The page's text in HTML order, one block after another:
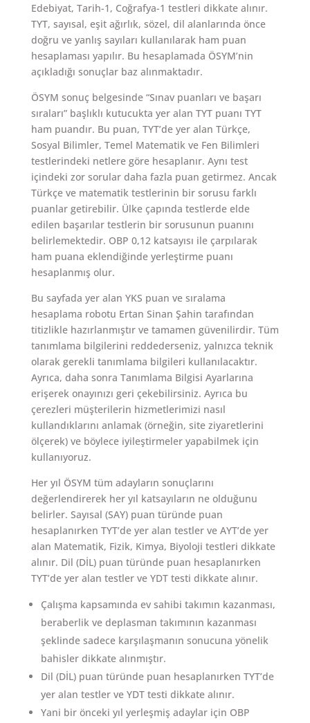
Edebiyat, Tarih-1, Coğrafya-1 testleri dikkate alınır.
TYT, sayısal, eşit ağırlık, sözel, dil alanlarında önce
doğru ve yanlış sayıları kullanılarak ham puan
hesaplaması yapılır. Bu hesaplamada ÖSYM’nin
açıkladığı sonuçlar baz alınmaktadır.
ÖSYM sonuç belgesinde “Sınav puanları ve başarı
sıraları” başlıklı kutucukta yer alan TYT puanı TYT
ham puandır. Bu puan, TYT’de yer alan Türkçe,
Sosyal Bilimler, Temel Matematik ve Fen Bilimleri
testlerindeki netlere göre hesaplanır. Aynı test
içindeki zor sorular daha fazla puan getirmez. Ancak
Türkçe ve matematik testlerinin bir sorusu farklı
puanlar getirebilir. Ülke çapında testlerde elde
edilen başarılar testlerin bir sorusunun puanını
belirlemektedir. OBP 0,12 katsayısı ile çarpılarak
ham puana eklendiğinde yerleştirme puanı
hesaplanmış olur.
Bu sayfada yer alan YKS puan ve sıralama
hesaplama robotu Ertan Sinan Şahin tarafından
titizlikle hazırlanmıştır ve tamamen güvenilirdir. Tüm
tanımlama bilgilerini reddederseniz, yalnızca teknik
olarak gerekli tanımlama bilgileri kullanılacaktır.
Ayrıca, daha sonra Tanımlama Bilgisi Ayarlarına
erişerek onayınızı geri çekebilirsiniz. Ayrıca bu
çerezleri müşterilerin hizmetlerimizi nasıl
kullandıklarını anlamak (örneğin, site ziyaretlerini
ölçerek) ve böylece iyileştirmeler yapabilmek için
kullanıyoruz.
Her yıl ÖSYM tüm adayların sonuçlarını
değerlendirerek her yıl katsayıların ne olduğunu
belirler. Sayısal (SAY) puan türünde puan
hesaplanırken TYT’de yer alan testler ve AYT’de yer
alan Matematik, Fizik, Kimya, Biyoloji testleri dikkate
alınır. Dil (DİL) puan türünde puan hesaplanırken
TYT’de yer alan testler ve YDT testi dikkate alınır.
Çalışma kapsamında ev sahibi takımın kazanması,
beraberlik ve deplasman takımının kazanması
şeklinde sadece karşılaşmanın sonucuna yönelik
bahisler dikkate alınmıştır.
Dil (DİL) puan türünde puan hesaplanırken TYT’de
yer alan testler ve YDT testi dikkate alınır.
Yani bir önceki yıl yerleşmiş adaylar için OBP